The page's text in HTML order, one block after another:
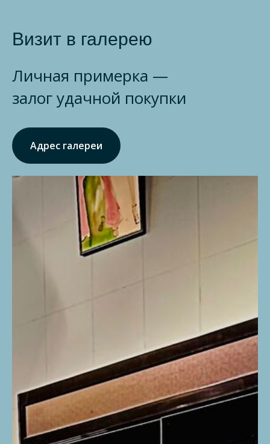
Визит в галерею
Личная примерка —
залог удачной покупки
Адрес галереи